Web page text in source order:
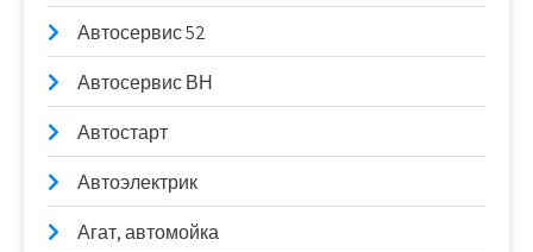
Автосервис 52
Автосервис ВН
Автостарт
Автоэлектрик
Агат, автомойка